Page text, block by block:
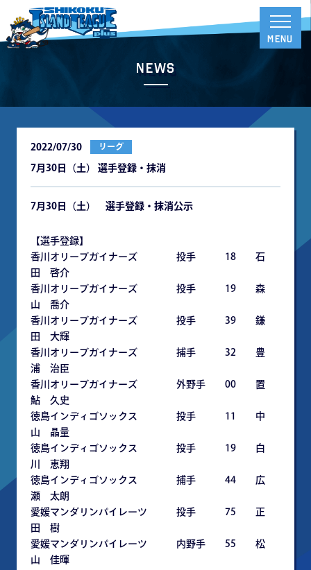
News
2022/07/30 リーグ
7月30日（土） 選手登録・抹消
7月30日（土） 選手登録・抹消公示
【選手登録】
香川オリーブガイナーズ 投手 18 石
田 啓介
香川オリーブガイナーズ 投手 19 森
山 喬介
香川オリーブガイナーズ 投手 39 鎌
田 大輝
香川オリーブガイナーズ 捕手 32 豊
浦 治臣
香川オリーブガイナーズ 外野手 00 置
鮎 久史
徳島インディゴソックス 投手 11 中
山 晶量
徳島インディゴソックス 投手 19 白
川 恵翔
徳島インディゴソックス 捕手 44 広
瀬 太朗
愛媛マンダリンパイレーツ 投手 75 正
田 樹
愛媛マンダリンパイレーツ 内野手 55 松
山 佳暉